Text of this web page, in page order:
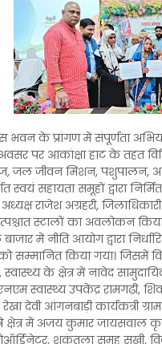
भवन के प्रांगण में संपूर्णता
पर आकांक्षा हाट के तहत
जल जीवन मिशन, पशुपालन,
सहायता समूहों द्वारा
अध्यक्ष राजेश अग्रहरी,
स्टालों का अवलोकन
में नीति आयोग द्वारा
को सम्मानित किया गया।
के क्षेत्र में नावेद
स्वास्थ्य उपकेंद्र रामगढ़ी,
देवी आंगनबाड़ी कार्यकत्री
क्षेत्र में अजय कुमार
शकुंतला समूह सखी,